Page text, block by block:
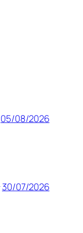
05/08/2026
30/07/2026